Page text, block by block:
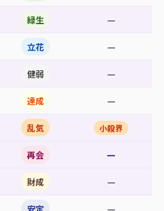
緑生
—
立花
—
健弱
—
達成
—
乱気 小殺界
再会
—
財成
—
安定